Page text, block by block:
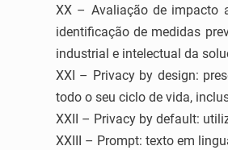
XX – Avaliação de impacto
identificação de medidas
industrial e intelectual da
XXI – Privacy by design:
todo o seu ciclo de vida,
XXII – Privacy by default:
XXIII – Prompt: texto em